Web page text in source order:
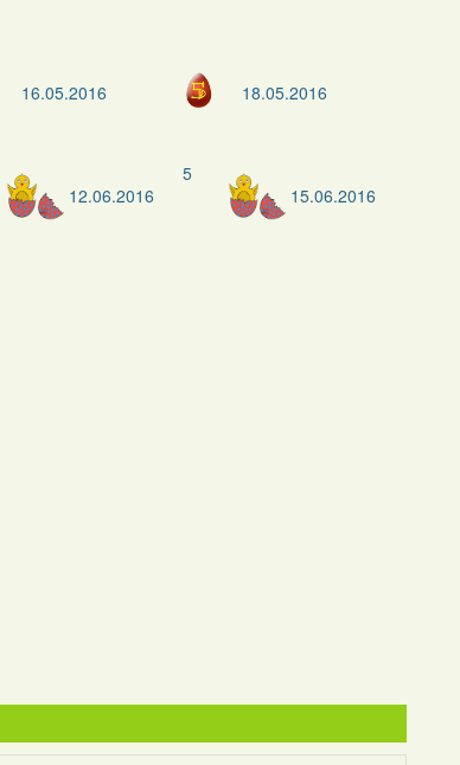
16.05.2016 18.05.2016
12.06.2016
5
15.06.2016